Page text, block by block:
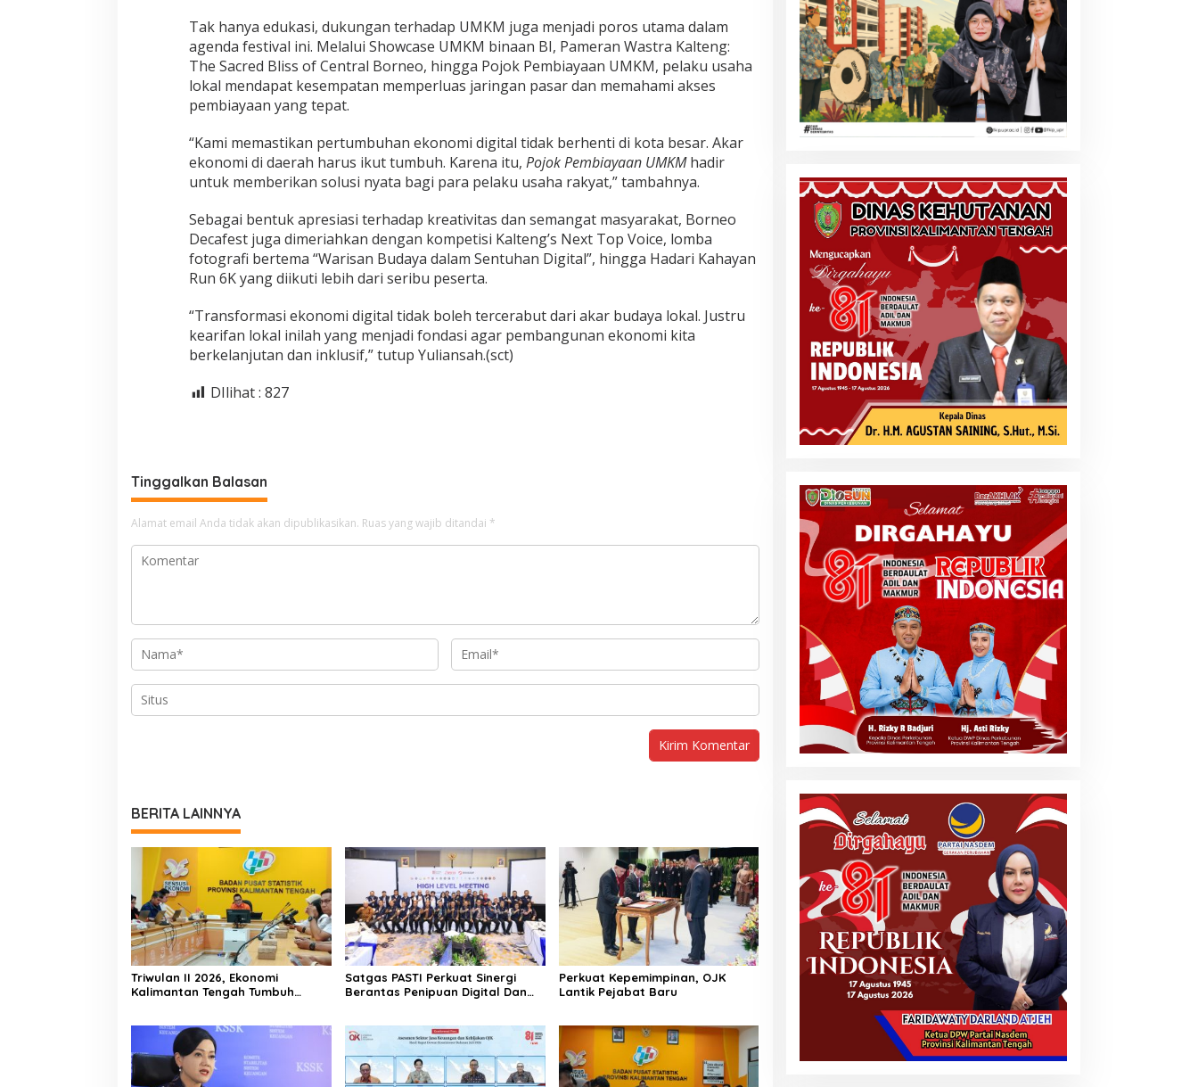
Tak hanya edukasi, dukungan terhadap UMKM juga menjadi poros utama dalam
agenda festival ini. Melalui Showcase UMKM binaan BI, Pameran Wastra Kalteng:
The Sacred Bliss of Central Borneo, hingga Pojok Pembiayaan UMKM, pelaku usaha
lokal mendapat kesempatan memperluas jaringan pasar dan memahami akses
pembiayaan yang tepat.
“Kami memastikan pertumbuhan ekonomi digital tidak berhenti di kota besar. Akar
ekonomi di daerah harus ikut tumbuh. Karena itu, Pojok Pembiayaan UMKMhadir
untuk memberikan solusi nyata bagi para pelaku usaha rakyat,” tambahnya.
Sebagai bentuk apresiasi terhadap kreativitas dan semangat masyarakat, Borneo
Decafest juga dimeriahkan dengan kompetisi Kalteng’s Next Top Voice, lomba
fotografi bertema “Warisan Budaya dalam Sentuhan Digital”, hingga Hadari Kahayan
Run 6K yang diikuti lebih dari seribu peserta.
“Transformasi ekonomi digital tidak boleh tercerabut dari akar budaya lokal. Justru
kearifan lokal inilah yang menjadi fondasi agar pembangunan ekonomi kita
berkelanjutan dan inklusif,” tutup Yuliansah.(sct)
DIlihat : 827
Tinggalkan Balasan
Alamat email Anda tidak akan dipublikasikan. Ruas yang wajib ditandai *
BERITA LAINNYA
Triwulan II 2026, Ekonomi
Kalimantan Tengah Tumbuh
Satgas PASTI Perkuat Sinergi
Berantas Penipuan Digital Dan
Perkuat Kepemimpinan, OJK
Lantik Pejabat Baru